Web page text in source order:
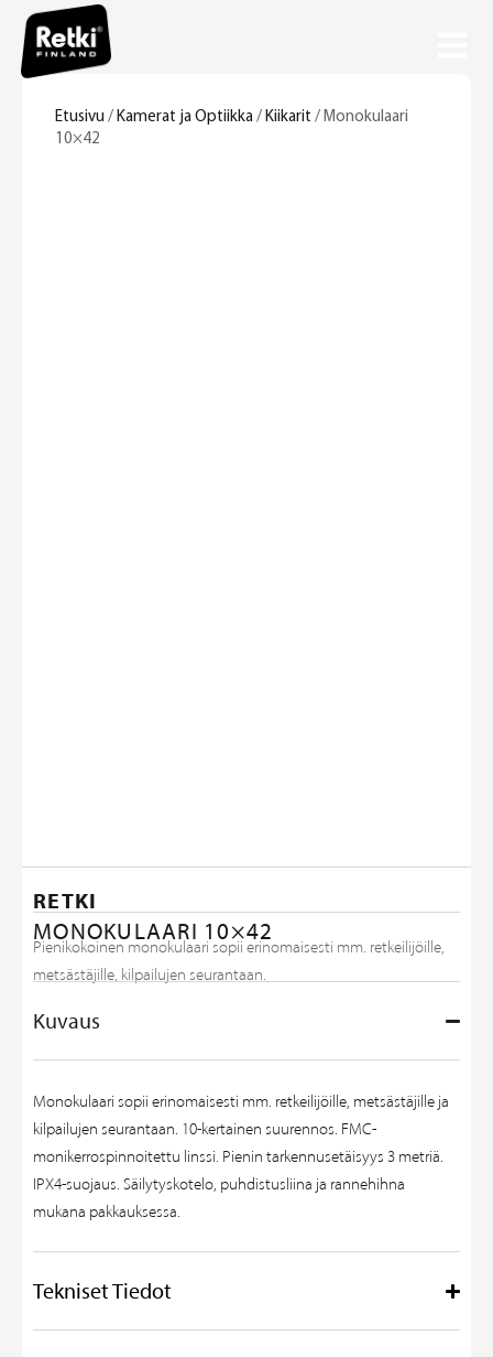
Etusivu / Kamerat ja Optiikka / Kiikarit / Monokulaari
10×42
RETKI
MONOKULAARI 10×42
Pienikokoinen monokulaari sopii erinomaisesti mm. retkeilijöille,
metsästäjille, kilpailujen seurantaan.
Kuvaus
Monokulaari sopii erinomaisesti mm. retkeilijöille, metsästäjille ja
kilpailujen seurantaan. 10-kertainen suurennos. FMC-
monikerrospinnoitettu linssi. Pienin tarkennusetäisyys 3 metriä.
IPX4-suojaus. Säilytyskotelo, puhdistusliina ja rannehihna
mukana pakkauksessa.
Tekniset Tiedot